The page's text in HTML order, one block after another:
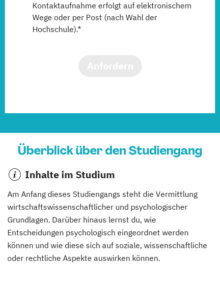
Kontaktaufnahme erfolgt auf elektronischem
Wege oder per Post (nach Wahl der
Hochschule).*
Überblick über den Studiengang
Inhalte im Studium
Am Anfang dieses Studiengangs steht die Vermittlung
wirtschaftswissenschaftlicher und psychologischer
Grundlagen. Darüber hinaus lernst du, wie
Entscheidungen psychologisch eingeordnet werden
können und wie diese sich auf soziale, wissenschaftliche
oder rechtliche Aspekte auswirken können.